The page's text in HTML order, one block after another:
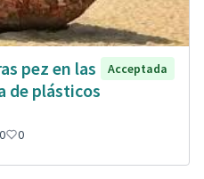
pez en las
de plásticos
Acceptada
0 0